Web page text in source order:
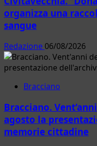
organizza una
sangue
Redazione 06/08/2026
Bracciano
Bracciano.
agosto la
memorie cittadine